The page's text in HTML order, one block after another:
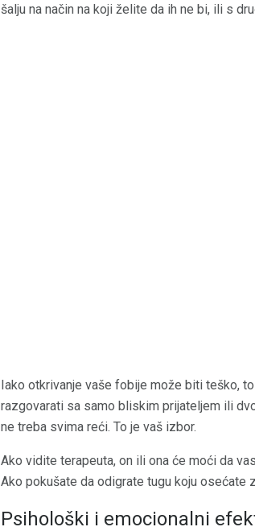
šalju na način na koji želite da ih ne bi, ili s
Iako otkrivanje vaše fobije može biti teško,
razgovarati sa samo bliskim prijateljem ili
ne treba svima reći. To je vaš izbor.
Ako vidite terapeuta, on ili ona će moći da
Ako pokušate da odigrate tugu koju osećate
Psihološki i emocionalni